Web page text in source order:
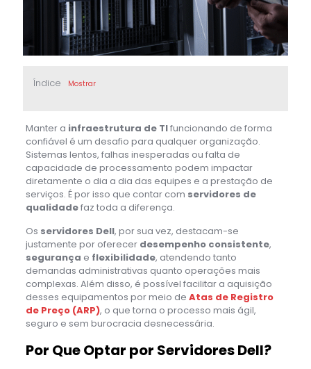
Índice Mostrar
Manter a infraestrutura de TIfuncionando de forma
confiável é um desafio para qualquer organização.
Sistemas lentos, falhas inesperadas ou falta de
capacidade de processamento podem impactar
diretamente o dia a dia das equipes e a prestação de
serviços. É por isso que contar com servidores de
qualidadefaz toda a diferença.
Os servidores Dell, por sua vez, destacam-se
justamente por oferecer desempenho consistente,
segurança e flexibilidade, atendendo tanto
demandas administrativas quanto operações mais
complexas. Além disso, é possível facilitar a aquisição
desses equipamentos por meio de Atas de Registro
de Preço (ARP), o que torna o processo mais ágil,
seguro e sem burocracia desnecessária.
Por Que Optar por Servidores Dell?